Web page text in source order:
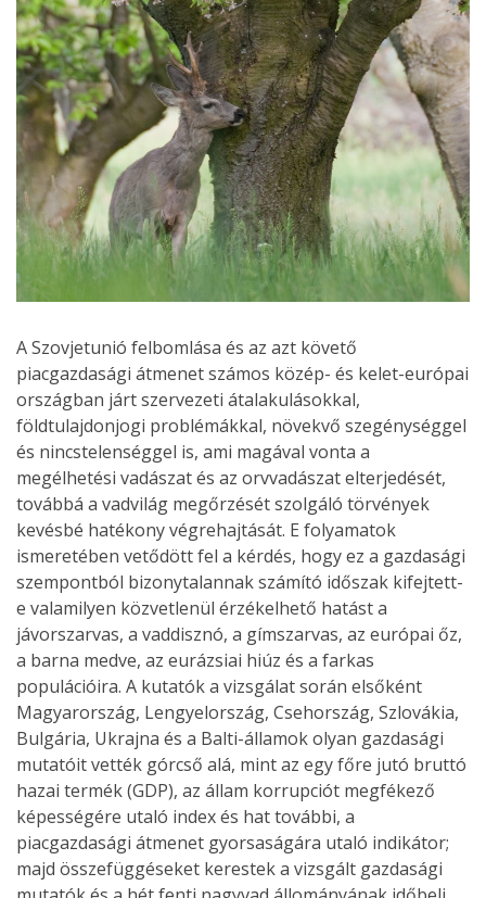
A Szovjetunió felbomlása és az azt követő
piacgazdasági átmenet számos közép- és kelet-európai
országban járt szervezeti átalakulásokkal,
földtulajdonjogi problémákkal, növekvő szegénységgel
és nincstelenséggel is, ami magával vonta a
megélhetési vadászat és az orvvadászat elterjedését,
továbbá a vadvilág megőrzését szolgáló törvények
kevésbé hatékony végrehajtását. E folyamatok
ismeretében vetődött fel a kérdés, hogy ez a gazdasági
szempontból bizonytalannak számító időszak kifejtett-
e valamilyen közvetlenül érzékelhető hatást a
jávorszarvas, a vaddisznó, a gímszarvas, az európai őz,
a barna medve, az eurázsiai hiúz és a farkas
populációira. A kutatók a vizsgálat során elsőként
Magyarország, Lengyelország, Csehország, Szlovákia,
Bulgária, Ukrajna és a Balti-államok olyan gazdasági
mutatóit vették górcső alá, mint az egy főre jutó bruttó
hazai termék (GDP), az állam korrupciót megfékező
képességére utaló index és hat további, a
piacgazdasági átmenet gyorsaságára utaló indikátor;
majd összefüggéseket kerestek a vizsgált gazdasági